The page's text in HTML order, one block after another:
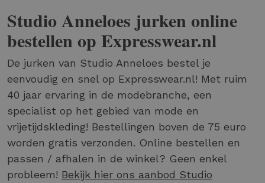
Studio Anneloes jurken online
bestellen op Expresswear.nl
De jurken van Studio Anneloes bestel je
eenvoudig en snel op Expresswear.nl! Met ruim
40 jaar ervaring in de modebranche, een
specialist op het gebied van mode en
vrijetijdskleding! Bestellingen boven de 75 euro
worden gratis verzonden. Online bestellen en
passen / afhalen in de winkel? Geen enkel
probleem! Bekijk hier ons aanbod Studio